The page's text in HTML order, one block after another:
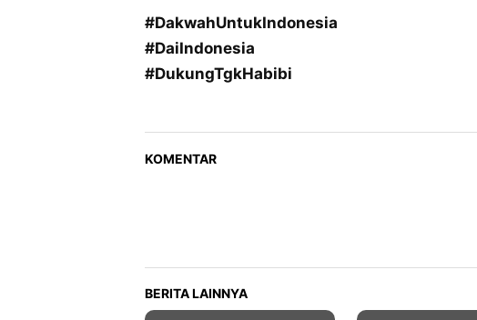
#DakwahUntukIndonesia
#DaiIndonesia
#DukungTgkHabibi
KOMENTAR
BERITA LAINNYA